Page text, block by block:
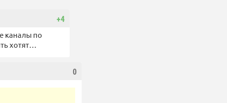
+4
каналы по
хотят…
0